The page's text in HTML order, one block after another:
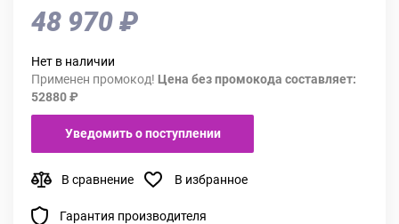
48 970 ₽
Нет в наличии
Применен промокод! Цена без промокода составляет:
52880 ₽
Уведомить о поступлении
В сравнение В избранное
Гарантия производителя